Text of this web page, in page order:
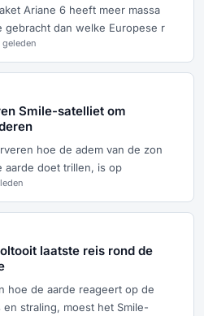
Ariane 6 heeft meer massa
gebracht dan welke Europese r
geleden
Smile-satelliet om
hoe de adem van de zon
aarde doet trillen, is op
laatste reis rond de
hoe de aarde reageert op de
straling, moest het Smile-